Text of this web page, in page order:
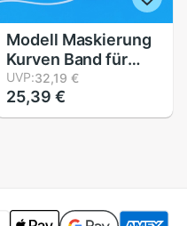
Modell Maskierung
Kurven Band für
Gundam Spielzeug
sprühen Färbung
2mm - 10mm Lange
UVP:32,19 €
25,39 €